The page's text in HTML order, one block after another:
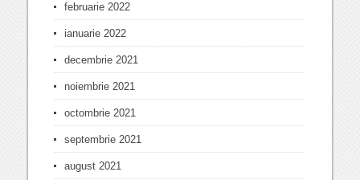
februarie 2022
ianuarie 2022
decembrie 2021
noiembrie 2021
octombrie 2021
septembrie 2021
august 2021